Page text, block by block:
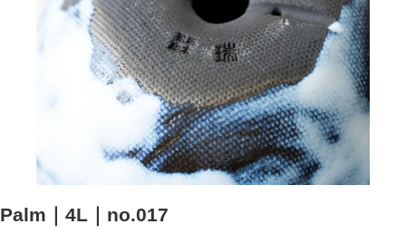
Palm｜4L｜no.017